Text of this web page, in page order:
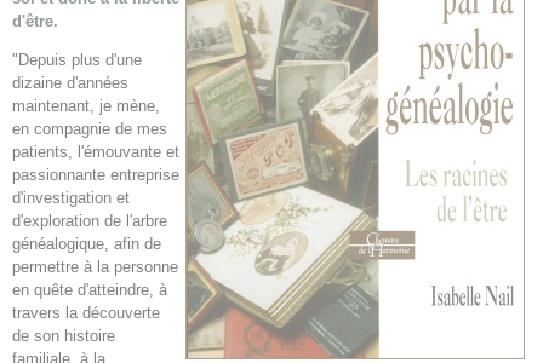
d'être.
"Depuis plus d'une
dizaine d'années
maintenant, je mène,
en compagnie de mes
patients, l'émouvante et
passionnante entreprise
d'investigation et
d'exploration de l'arbre
généalogique, afin de
permettre à la personne
en quête d'atteindre, à
travers la découverte
de son histoire
familiale, à la